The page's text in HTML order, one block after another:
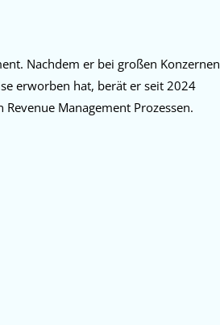
Nachdem er bei großen Konzernen
erworben hat, berät er seit 2024
Management Prozessen.